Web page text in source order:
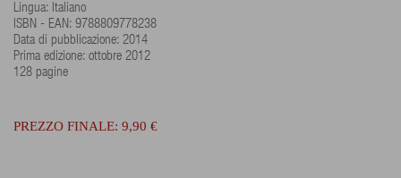
Lingua: Italiano
ISBN - EAN: 9788809778238
Data di pubblicazione: 2014
Prima edizione: ottobre 2012
128 pagine
PREZZO FINALE: 9,90 €